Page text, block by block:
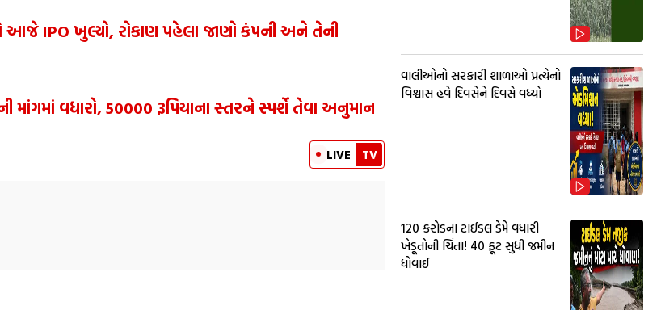
આજે IPO ખુલ્યો, રોકાણ પહેલા જાણો કંપની અને તેની
વધારો, 50000 રૂપિયાના સ્તરને સ્પર્શે તેવા અનુમાન
LIVE TV
વાલીઓનો સરકારી શાળાઓ પ્રત્યેનો
વિશ્વાસ હવે દિવસેને દિવસે વધ્યો
₹120 કરોડના ટાઈડલ ડેમે વધારી
ખેડૂતોની ચિંતા! 40 ફૂટ સુધી જમીન
ધોવાઈ